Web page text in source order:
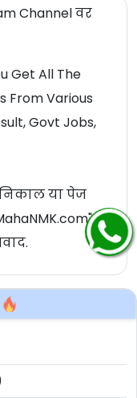
Channel वर
Get All The
From Various
Govt Jobs,
निकाल या पेज
या